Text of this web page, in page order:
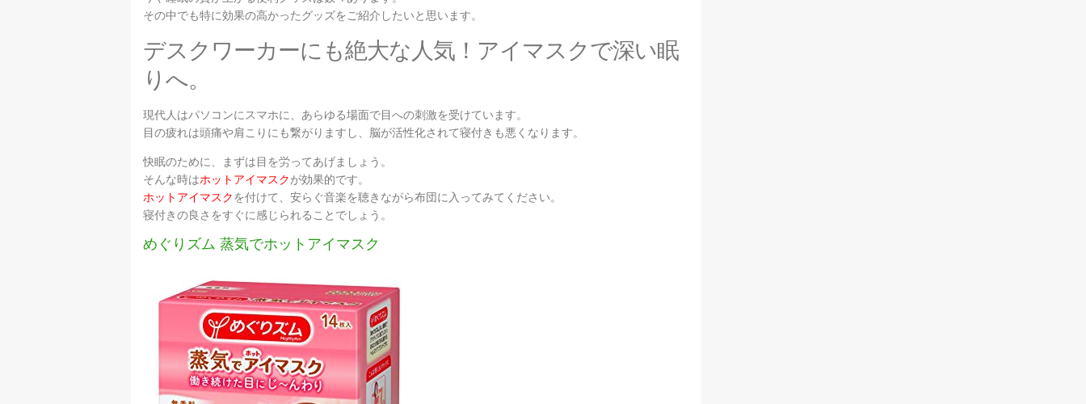
その中でも特に効果の高かったグッズをご紹介したいと思います。
デスクワーカーにも絶大な人気！アイマスクで深い眠
りへ。
現代人はパソコンにスマホに、あらゆる場面で目への刺激を受けています。
目の疲れは頭痛や肩こりにも繋がりますし、脳が活性化されて寝付きも悪くなります。
快眠のために、まずは目を労ってあげましょう。
そんな時はホットアイマスクが効果的です。
ホットアイマスクを付けて、安らぐ音楽を聴きながら布団に入ってみてください。
寝付きの良さをすぐに感じられることでしょう。
めぐりズム 蒸気でホットアイマスク